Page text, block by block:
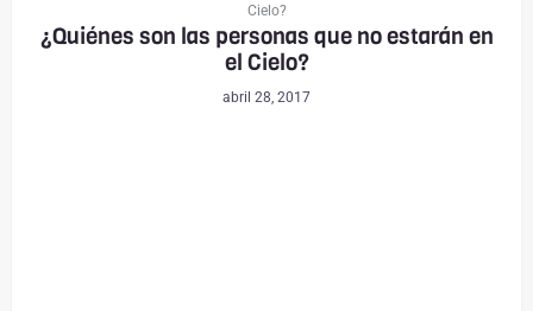
Cielo?
¿Quiénes son las personas que no estarán en
el Cielo?
abril 28, 2017